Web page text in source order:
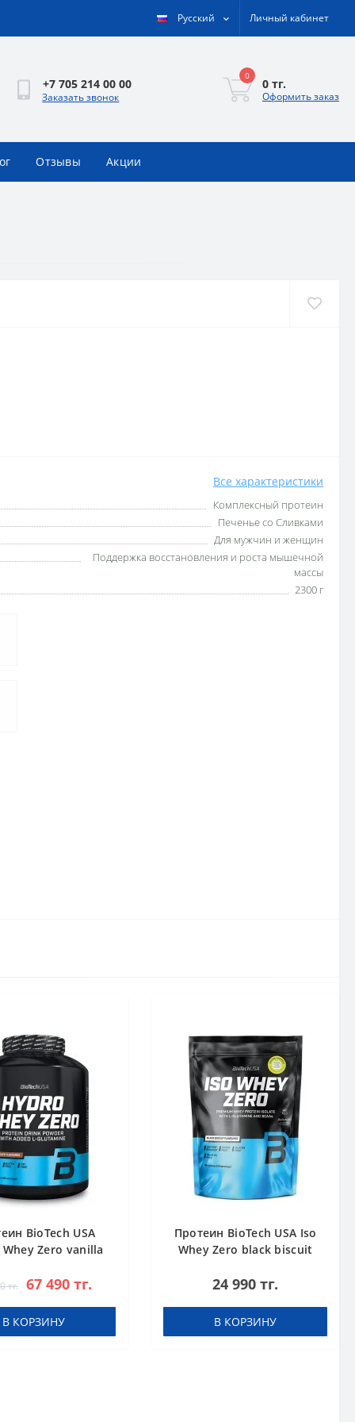
Русский Личный кабинет
+7 705 214 00 00
Заказать звонок
0
0 тг.
Оформить заказ
Отзывы Акции
Все характеристики
Комплексный протеин
Печенье со Сливками
Для мужчин и женщин
Поддержка восстановления и роста мышечной
массы
2300 г
BioTech USA
Zero vanilla
тг. 67 490 тг.
В КОРЗИНУ
Протеин BioTech USA Iso
Whey Zero black biscuit
24 990 тг.
В КОРЗИНУ